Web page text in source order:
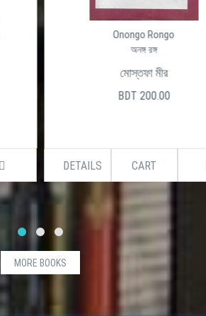
Onongo Rongo
অনঙ্গ রঙ্গ
মোস্তফা মীর
BDT 200.00
DETAILS CART
MORE BOOKS